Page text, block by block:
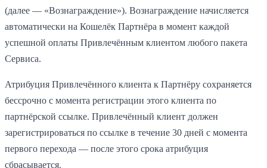
(далее — «Вознаграждение»). Вознаграждение начисляется
автоматически на Кошелёк Партнёра в момент каждой
успешной оплаты Привлечённым клиентом любого пакета
Сервиса.
Атрибуция Привлечённого клиента к Партнёру сохраняется
бессрочно с момента регистрации этого клиента по
партнёрской ссылке. Привлечённый клиент должен
зарегистрироваться по ссылке в течение 30 дней с момента
первого перехода — после этого срока атрибуция
сбрасывается.